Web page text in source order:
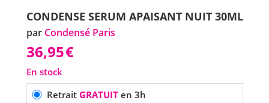
CONDENSE SERUM APAISANT NUIT 30ML
par Condensé Paris
36,95€
En stock
RetraitGRATUIT en 3h